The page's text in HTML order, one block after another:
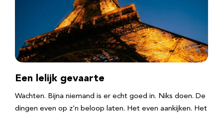
Een lelijk gevaarte
Wachten. Bijna niemand is er echt goed in. Niks doen. De
dingen even op z’n beloop laten. Het even aankijken. Het